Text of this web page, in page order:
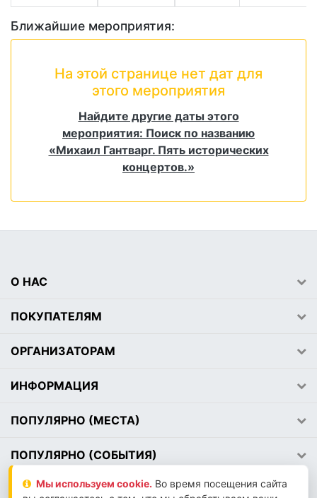
Ближайшие мероприятия:
На этой странице нет дат для
этого мероприятия
Найдите другие даты этого
мероприятия: Поиск по названию
«Михаил Гантварг. Пять исторических
концертов.»
О НАС
ПОКУПАТЕЛЯМ
ОРГАНИЗАТОРАМ
ИНФОРМАЦИЯ
ПОПУЛЯРНО (МЕСТА)
ПОПУЛЯРНО (СОБЫТИЯ)
Мы используем сookie. Во время посещения сайта